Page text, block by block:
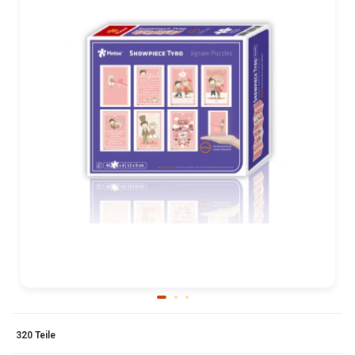
320 Teile